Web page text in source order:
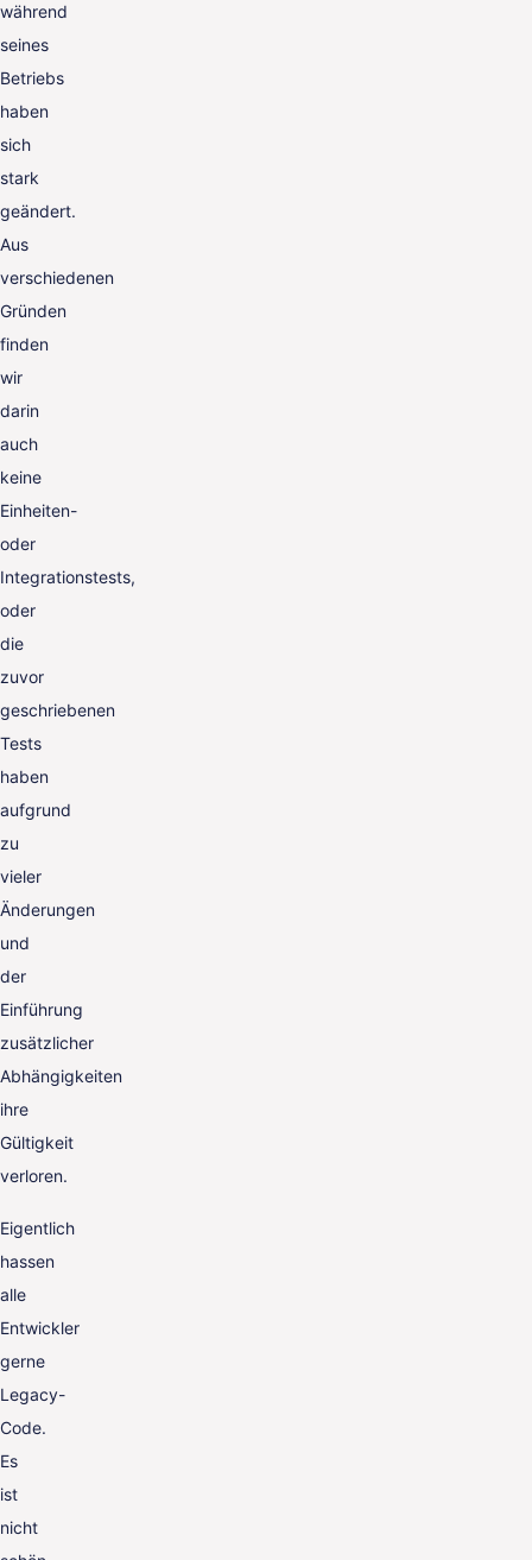
während
seines
Betriebs
haben
sich
stark
geändert.
Aus
verschiedenen
Gründen
finden
wir
darin
auch
keine
Einheiten-
oder
Integrationstests,
oder
die
zuvor
geschriebenen
Tests
haben
aufgrund
zu
vieler
Änderungen
und
der
Einführung
zusätzlicher
Abhängigkeiten
ihre
Gültigkeit
verloren.
Eigentlich
hassen
alle
Entwickler
gerne
Legacy-
Code.
Es
ist
nicht